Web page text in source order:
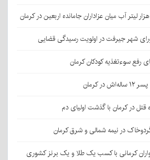
جیرفت در اولویت رسیدگی قضایی
کودکان کرمان
کرمان با گذشت اولیای دم
در نیمه شمالی و شرق کرمان
با کسب یک طلا و یک برنز کشوری